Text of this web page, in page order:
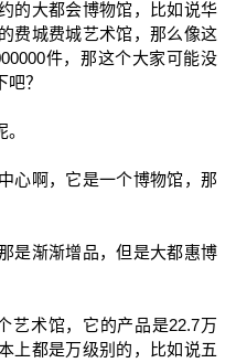
的大都会博物馆，比如说华
费城费城艺术馆，那么像这
件，那这个大家可能没
？
心啊，它是一个博物馆，那
是渐渐增品，但是大都惠博
艺术馆，它的产品是22.7万
上都是万级别的，比如说五